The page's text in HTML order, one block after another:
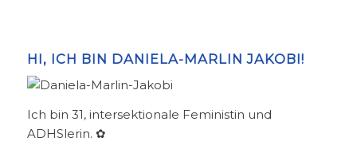
HI, ICH BIN DANIELA-MARLIN JAKOBI!
Ich bin 31, intersektionale Feministin und
ADHSlerin. ✿